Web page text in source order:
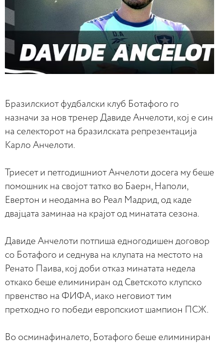
Бразилскиот фудбалски клуб Ботафого го
назначи за нов тренер Давиде Анчелоти, кој е син
на селекторот на бразилската репрезентација
Карло Анчелоти.
Триесет и петгодишниот Анчелоти досега му беше
помошник на својот татко во Баерн, Наполи,
Евертон и неодамна во Реал Мадрид, од каде
двајцата заминаа на крајот од минатата сезона.
Давиде Анчелоти потпиша едногодишен договор
со Ботафого и седнува на клупата на местото на
Ренато Паива, кој доби отказ минатата недела
откако беше елиминиран од Светското клупско
првенство на ФИФА, иако неговиот тим
претходно го победи европскиот шампион ПСЖ.
Во осминафиналето, Ботафого беше елиминиран